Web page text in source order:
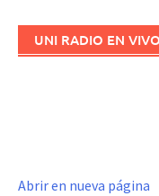
UNI RADIO EN VIVO
Abrir en nueva página